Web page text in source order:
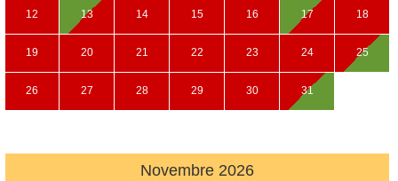
12 13 14 15 16 17 18
19 20 21 22 23 24 25
26 27 28 29 30 31
Novembre 2026